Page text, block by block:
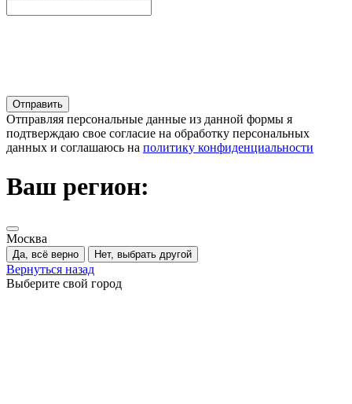
Отправляя персональные данные из данной формы я
подтверждаю свое согласие на обработку персональных
данных и соглашаюсь на политику конфиденциальности
Ваш регион:
Москва
Да, всё верно Нет, выбрать другой
Вернуться назад
Выберите свой город